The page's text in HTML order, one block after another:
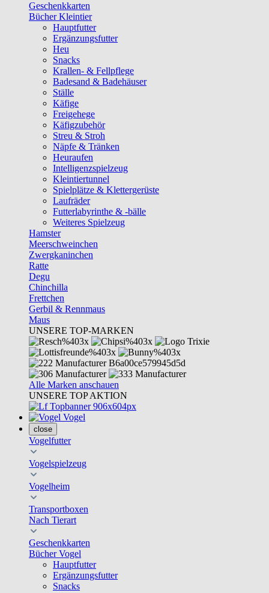
Geschenkkarten
Bücher Kleintier
Hauptfutter
Ergänzungsfutter
Heu
Snacks
Krallen- & Fellpflege
Badesand & Badehäuser
Ställe
Käfige
Freigehege
Käfigzubehör
Streu & Stroh
Näpfe & Tränken
Heuraufen
Intelligenzspielzeug
Kleintiertunnel
Spielplätze & Klettergerüste
Laufräder
Futterlabyrinthe & -bälle
Weiteres Spielzeug
Hamster
Meerschweinchen
Zwergkaninchen
Ratte
Degu
Chinchilla
Frettchen
Gerbil & Rennmaus
Maus
UNSERE TOP-MARKEN
Alle Marken anschauen
UNSERE TOP AKTION
Vogel
close
Vogelfutter
Vogelspielzeug
Vogelheim
Transportboxen
Nach Tierart
Geschenkkarten
Bücher Vogel
Hauptfutter
Ergänzungsfutter
Snacks